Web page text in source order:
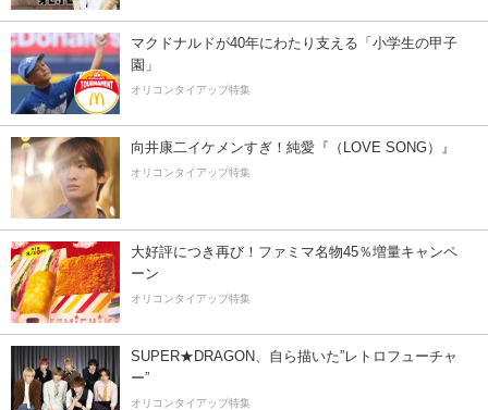
マクドナルドが40年にわたり支える「小学生の甲子
園」
オリコンタイアップ特集
向井康二イケメンすぎ！純愛『（LOVE SONG）』
オリコンタイアップ特集
大好評につき再び！ファミマ名物45％増量キャンペ
ーン
オリコンタイアップ特集
SUPER★DRAGON、自ら描いた”レトロフューチャ
ー”
オリコンタイアップ特集